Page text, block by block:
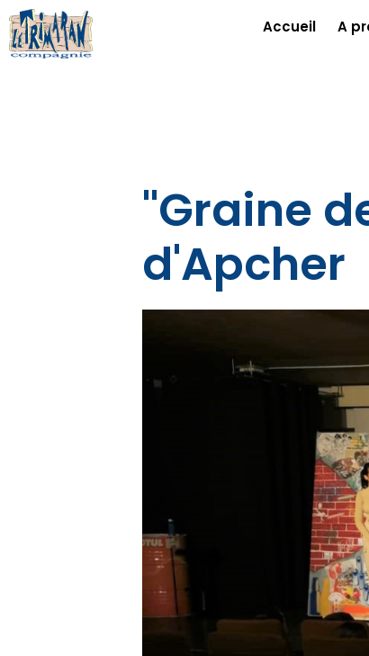
Accueil A
"Graine
d'Apcher